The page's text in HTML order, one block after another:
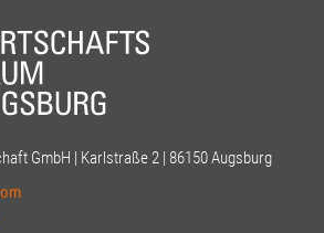
GmbH | Karlstraße 2 | 86150 Augsburg